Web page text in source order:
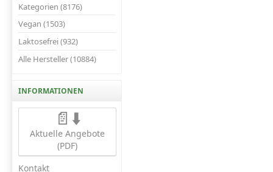
Kategorien (8176)
Vegan (1503)
Laktosefrei (932)
Alle Hersteller (10884)
INFORMATIONEN
📄⬇️
Aktuelle Angebote
(PDF)
Kontakt